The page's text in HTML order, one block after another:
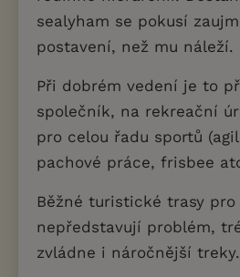
sealyham se pokusí
postavení, než mu náleží.
Při dobrém vedení je to
společník, na rekreační
pro celou řadu sportů
pachové práce, frisbee
Běžné turistické trasy pro
nepředstavují problém,
zvládne i náročnější treky.